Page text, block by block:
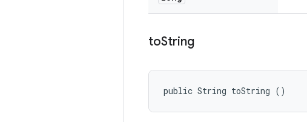
toString
public String toString ()